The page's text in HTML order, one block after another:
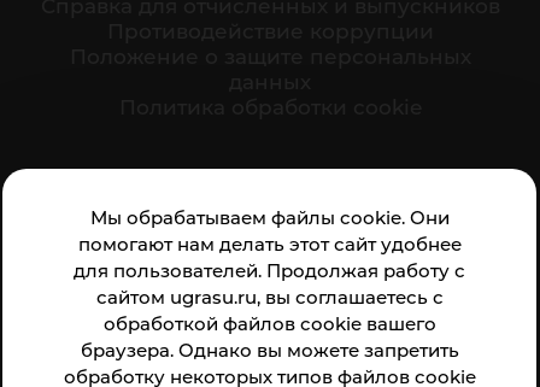
Мы обрабатываем файлы cookie. Они
помогают нам делать этот сайт удобнее
для пользователей. Продолжая работу с
сайтом ugrasu.ru, вы соглашаетесь с
обработкой файлов cookie вашего
браузера. Однако вы можете запретить
обработку некоторых типов файлов cookie
организации: